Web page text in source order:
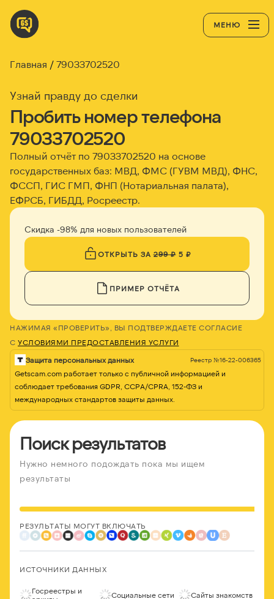
МЕНЮ
Главная 79033702520
Узнай правду до сделки
Пробить номер телефона
79033702520
Полный отчёт по 79033702520 на основе
государственных баз: МВД, ФМС (ГУВМ МВД), ФНС,
ФССП, ГИС ГМП, ФНП (Нотариальная палата),
ЕФРСБ, ГИБДД, Росреестр.
Скидка -98% для новых пользователей
ОТКРЫТЬ ЗА299 ₽5 ₽
ПРИМЕР ОТЧЁТА
НАЖИМАЯ «ПРОВЕРИТЬ», ВЫ ПОДТВЕРЖДАЕТЕ СОГЛАСИЕ
С УСЛОВИЯМИ ПРЕДОСТАВЛЕНИЯ УСЛУГИ
Защита персональных данных Реестр №16-22-006365
Getscam.com работает только с публичной информацией и
соблюдает требования GDPR, CCPA/CPRA, 152-ФЗ и
международных стандартов защиты данных.
Поиск результатов
Нужно немного подождать пока мы ищем
результаты
РЕЗУЛЬТАТЫ МОГУТ ВКЛЮЧАТЬ
ИСТОЧНИКИ ДАННЫХ
Госреестры и
Социальные сети Сайты знакомств